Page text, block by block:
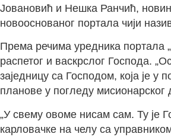
Јовановић и Нешка Ранчић,
новооснованог портала чији
Према речима уредника портала
распетог и васкрслог Господа.
заједницу са Господом, која је у
планове у погледу мисионарског
„У свему овоме нисам сам. Ту је
карловачке на челу са